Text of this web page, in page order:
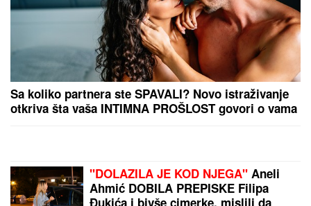
OD SUPRUGA JE DOŽIVELA NASILJE, IZGUBILA JE
BEBUSaša Popović joj dao otkaz u "Zvezdama
Granda", a onda je potpuno NESTALA
by Aklamator
PREPORUKA ZA VAS